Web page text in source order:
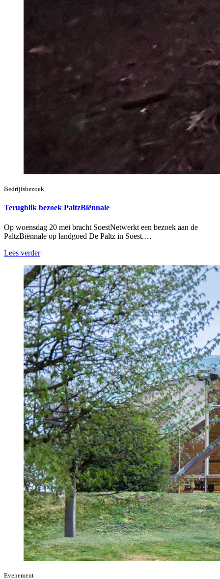
Bedrijfsbezoek
Terugblik bezoek PaltzBiënnale
Op woensdag 20 mei bracht SoestNetwerkt een bezoek aan de
PaltzBiënnale op landgoed De Paltz in Soest.…
Lees verder
Evenement